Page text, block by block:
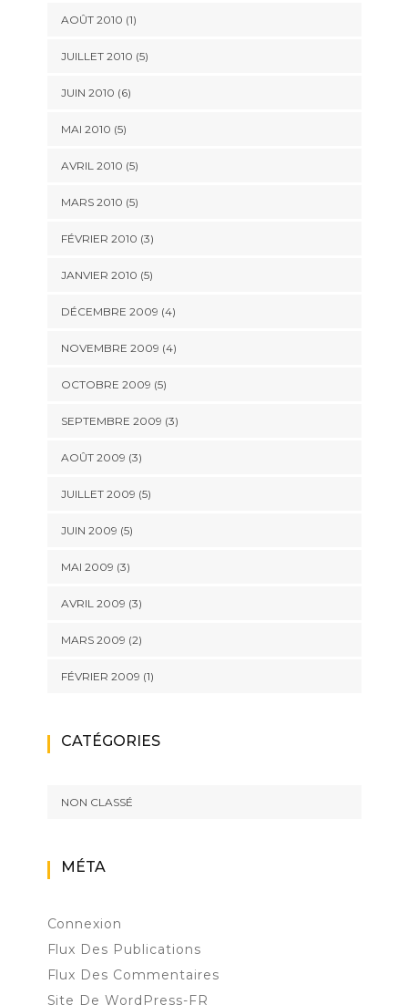
AOÛT 2010 (1)
JUILLET 2010 (5)
JUIN 2010 (6)
MAI 2010 (5)
AVRIL 2010 (5)
MARS 2010 (5)
FÉVRIER 2010 (3)
JANVIER 2010 (5)
DÉCEMBRE 2009 (4)
NOVEMBRE 2009 (4)
OCTOBRE 2009 (5)
SEPTEMBRE 2009 (3)
AOÛT 2009 (3)
JUILLET 2009 (5)
JUIN 2009 (5)
MAI 2009 (3)
AVRIL 2009 (3)
MARS 2009 (2)
FÉVRIER 2009 (1)
CATÉGORIES
NON CLASSÉ
MÉTA
Connexion
Flux Des Publications
Flux Des Commentaires
Site De WordPress-FR